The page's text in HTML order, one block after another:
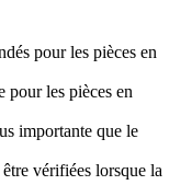
pour les pièces en
pour les pièces en
importante que le
vérifiées lorsque la